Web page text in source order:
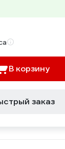
В корзину
заказ